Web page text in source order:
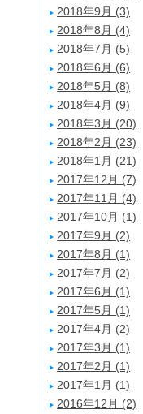
2018年9月 (3)
2018年8月 (4)
2018年7月 (5)
2018年6月 (6)
2018年5月 (8)
2018年4月 (9)
2018年3月 (20)
2018年2月 (23)
2018年1月 (21)
2017年12月 (7)
2017年11月 (4)
2017年10月 (1)
2017年9月 (2)
2017年8月 (1)
2017年7月 (2)
2017年6月 (1)
2017年5月 (1)
2017年4月 (2)
2017年3月 (1)
2017年2月 (1)
2017年1月 (1)
2016年12月 (2)